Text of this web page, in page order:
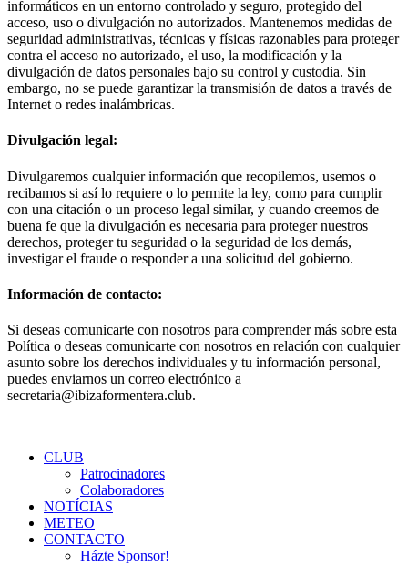
informáticos en un entorno controlado y seguro, protegido del
acceso, uso o divulgación no autorizados. Mantenemos medidas de
seguridad administrativas, técnicas y físicas razonables para proteger
contra el acceso no autorizado, el uso, la modificación y la
divulgación de datos personales bajo su control y custodia. Sin
embargo, no se puede garantizar la transmisión de datos a través de
Internet o redes inalámbricas.
Divulgación legal:
Divulgaremos cualquier información que recopilemos, usemos o
recibamos si así lo requiere o lo permite la ley, como para cumplir
con una citación o un proceso legal similar, y cuando creemos de
buena fe que la divulgación es necesaria para proteger nuestros
derechos, proteger tu seguridad o la seguridad de los demás,
investigar el fraude o responder a una solicitud del gobierno.
Información de contacto:
Si deseas comunicarte con nosotros para comprender más sobre esta
Política o deseas comunicarte con nosotros en relación con cualquier
asunto sobre los derechos individuales y tu información personal,
puedes enviarnos un correo electrónico a
secretaria@ibizaformentera.club.
CLUB
Patrocinadores
Colaboradores
NOTÍCIAS
METEO
CONTACTO
Házte Sponsor!